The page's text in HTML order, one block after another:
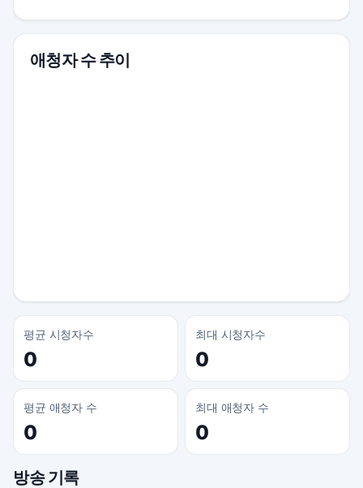
애청자 수 추이
평균 시청자수
0
최대 시청자수
0
평균 애청자 수
0
최대 애청자 수
0
방송 기록